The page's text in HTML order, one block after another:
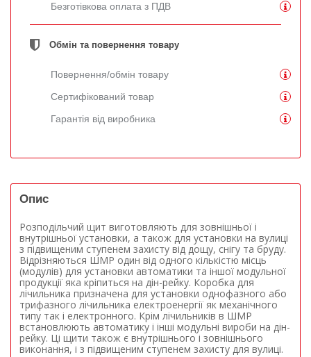
Безготівкова оплата з ПДВ
Обмін та повернення товару
Повернення/обмін товару
Сертифікований товар
Гарантія від виробника
Опис
Розподільчий щит виготовляють для зовнішньої і
внутрішньої установки, а також для установки на вулиці
з підвищеним ступенем захисту від дощу, снігу та бруду.
Відрізняються ШМР один від одного кількістю місць
(модулів) для установки автоматики та іншої модульної
продукції яка кріпиться на дін-рейку. Коробка для
лічильника призначена для установки однофазного або
трифазного лічильника електроенергії як механічного
типу так і електронного. Крім лічильників в ШМР
встановлюють автоматику і інші модульні вироби на дін-
рейку. Ці щити також є внутрішнього і зовнішнього
виконання, і з підвищеним ступенем захисту для вулиці.